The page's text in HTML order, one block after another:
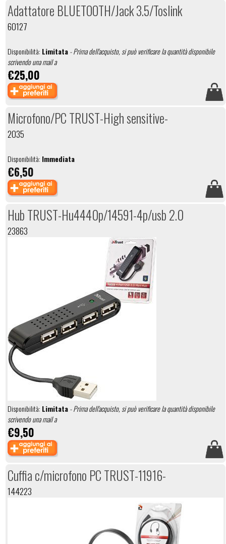
Adattatore BLUETOOTH/Jack 3.5/Toslink
60127
Disponibilità: Limitata- Prima dell'acquisto, si può verificare la quantità disponibile
scrivendo una mail a
€25,00
Microfono/PC TRUST-High sensitive-
2035
Disponibilità: Immediata
€6,50
Hub TRUST-Hu4440p/14591-4p/usb 2.0
23863
Disponibilità: Limitata- Prima dell'acquisto, si può verificare la quantità disponibile
scrivendo una mail a
€9,50
Cuffia c/microfono PC TRUST-11916-
144223